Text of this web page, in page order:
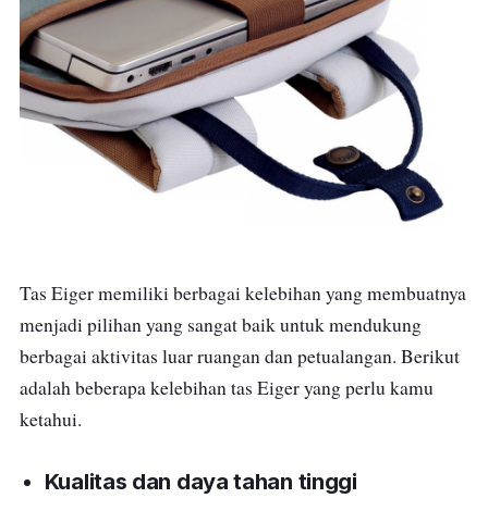
Tas Eiger memiliki berbagai kelebihan yang membuatnya
menjadi pilihan yang sangat baik untuk mendukung
berbagai aktivitas luar ruangan dan petualangan. Berikut
adalah beberapa kelebihan tas Eiger yang perlu kamu
ketahui.
Kualitas dan daya tahan tinggi